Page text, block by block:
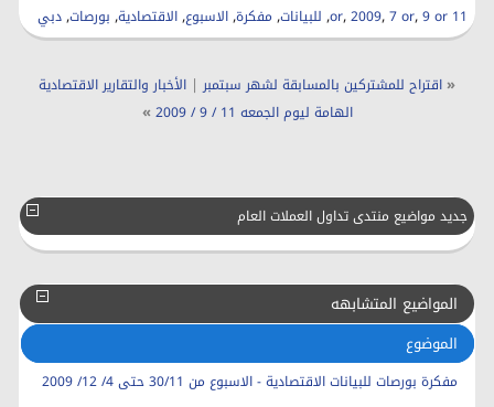
11 or
,2009,7 or,9 or
, للبيانات, مفكرة,الاسبوع,الاقتصادية, بورصات,دبي
« اقتراح للمشتركين بالمسابقة لشهر سبتمبر | الأخبار والتقارير الاقتصادية
الهامة ليوم الجمعه 11 / 9 / 2009
»
جديد مواضيع منتدى تداول العملات العام
المواضيع المتشابهه
الموضوع
مفكرة بورصات للبيانات الاقتصادية - الاسبوع من 30/11 حتى 4/ 12/ 2009